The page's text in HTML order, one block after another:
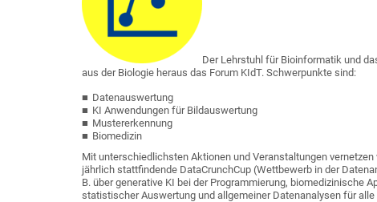
Der Lehrstuhl für Bioinformatik und
aus der Biologie heraus das Forum KIdT. Schwerpunkte sind:
Datenauswertung
KI Anwendungen für Bildauswertung
Mustererkennung
Biomedizin
Mit unterschiedlichsten Aktionen und Veranstaltungen
jährlich stattfindende DataCrunchCup (Wettbewerb in der
B. über generative KI bei der Programmierung, biomedizinische
statistischer Auswertung und allgemeiner Datenanalysen für